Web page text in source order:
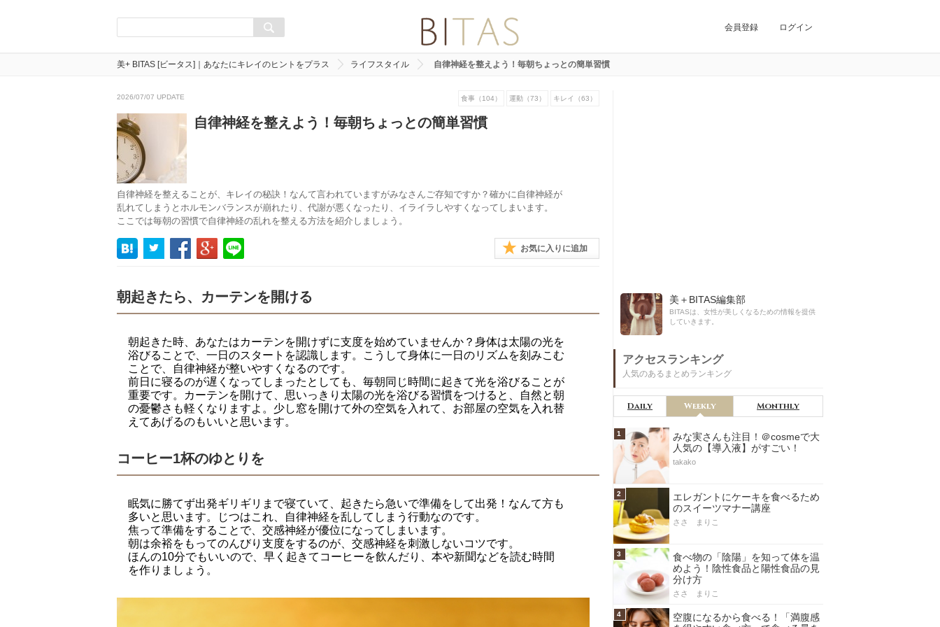
会員登録 ログイン
美+ BITAS [ビータス]｜あなたにキレイのヒントをプラス ライフスタイル 自律神経を整えよう！毎朝ちょっとの簡単習慣
2026/07/07 UPDATE 食事（104） 運動（73） キレイ（63）
自律神経を整えよう！毎朝ちょっとの簡単習慣
自律神経を整えることが、キレイの秘訣！なんて言われていますがみなさんご存知ですか？確かに自律神経が
乱れてしまうとホルモンバランスが崩れたり、代謝が悪くなったり、イライラしやすくなってしまいます。
ここでは毎朝の習慣で自律神経の乱れを整える方法を紹介しましょう。
お気に入りに追加
朝起きたら、カーテンを開ける
朝起きた時、あなたはカーテンを開けずに支度を始めていませんか？身体は太陽の光を
浴びることで、一日のスタートを認識します。こうして身体に一日のリズムを刻みこむ
ことで、自律神経が整いやすくなるのです。
前日に寝るのが遅くなってしまったとしても、毎朝同じ時間に起きて光を浴びることが
重要です。カーテンを開けて、思いっきり太陽の光を浴びる習慣をつけると、自然と朝
の憂鬱さも軽くなりますよ。少し窓を開けて外の空気を入れて、お部屋の空気を入れ替
えてあげるのもいいと思います。
コーヒー1杯のゆとりを
眠気に勝てず出発ギリギリまで寝ていて、起きたら急いで準備をして出発！なんて方も
多いと思います。じつはこれ、自律神経を乱してしまう行動なのです。
焦って準備をすることで、交感神経が優位になってしまいます。
朝は余裕をもってのんびり支度をするのが、交感神経を刺激しないコツです。
ほんの10分でもいいので、早く起きてコーヒーを飲んだり、本や新聞などを読む時間
を作りましょう。
美＋BITAS編集部
BITASは、女性が美しくなるための情報を提供
していきます。
アクセスランキング
人気のあるまとめランキング
Daily Weekly Monthly
1
みな実さんも注目！＠cosmeで大
人気の【導入液】がすごい！
takako
2
エレガントにケーキを食べるため
のスイーツマナー講座
ささ まりこ
3
食べ物の「陰陽」を知って体を温
めよう！陰性食品と陽性食品の見
分け方
ささ まりこ
4
空腹になるから食べる！「満腹感